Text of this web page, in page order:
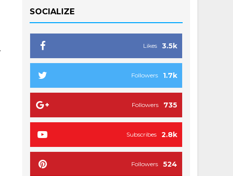
SOCIALIZE
3.5k
Likes
1.7k
Followers
735
Followers
2.8k
Subscribes
524
Followers